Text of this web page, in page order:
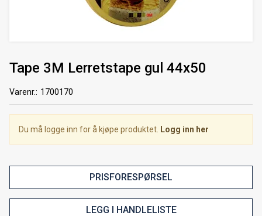
Tape 3M Lerretstape gul 44x50
Varenr.: 1700170
Du må logge inn for å kjøpe produktet. Logg inn her
PRISFORESPØRSEL
LEGG I HANDLELISTE